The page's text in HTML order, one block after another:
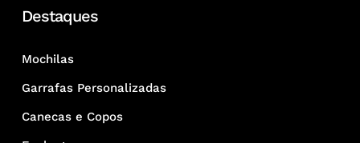
Destaques
Mochilas
Garrafas Personalizadas
Canecas e Copos